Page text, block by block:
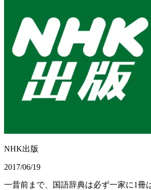
NHK出版
2017/06/19
一昔前まで、国語辞典は必ず一家に1冊